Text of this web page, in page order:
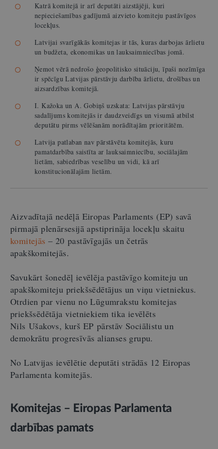
Katrā komitejā ir arī deputāti aizstājēji, kuri
nepieciešamības gadījumā aizvieto komiteju pastāvīgos
locekļus.
Latvijai svarīgākās komitejas ir tās, kuras darbojas ārlietu
un budžeta, ekonomikas un lauksaimniecības jomā.
Ņemot vērā nedrošo ģeopolitisko situāciju, īpaši nozīmīga
ir spēcīgu Latvijas pārstāvju darbība ārlietu, drošības un
aizsardzības komitejā.
I. Kažoka un A. Gobiņš uzskata: Latvijas pārstāvju
sadalījums komitejās ir daudzveidīgs un visumā atbilst
deputātu pirms vēlēšanām norādītajām prioritātēm.
Latvija patlaban nav pārstāvēta komitejās, kuru
pamatdarbība saistīta ar lauksaimniecību, sociālajām
lietām, sabiedrības veselību un vidi, kā arī
konstitucionālajām lietām.
Aizvadītajā nedēļā Eiropas Parlaments (EP) savā
pirmajā plenārsesijā apstiprināja locekļu skaitu
komitejās – 20 pastāvīgajās un četrās
apakškomitejās.
Savukārt šonedēļ ievēlēja pastāvīgo komiteju un
apakškomiteju priekšsēdētājus un viņu vietniekus.
Otrdien par vienu no Lūgumrakstu komitejas
priekšsēdētāja vietniekiem tika ievēlēts
Nils Ušakovs, kurš EP pārstāv Sociālistu un
demokrātu progresīvās alianses grupu.
No Latvijas ievēlētie deputāti strādās 12 Eiropas
Parlamenta komitejās.
Komitejas – Eiropas Parlamenta
darbības pamats